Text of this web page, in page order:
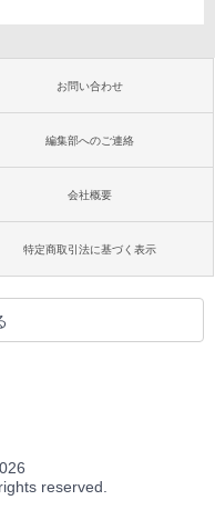
お問い合わせ
編集部へのご連絡
会社概要
特定商取引法に基づく表示
reserved.